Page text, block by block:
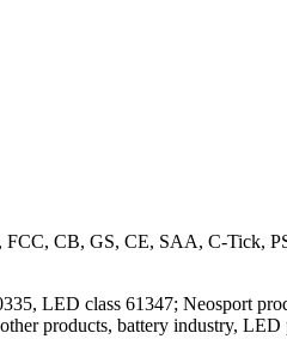
CB, GS, CE, SAA, C-Tick,
LED class 61347; Neosport
products, battery industry,